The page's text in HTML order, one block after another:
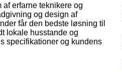
erfarne teknikere og
og design af
får den bedste løsning til
lokale husstande og
specifikationer og kundens